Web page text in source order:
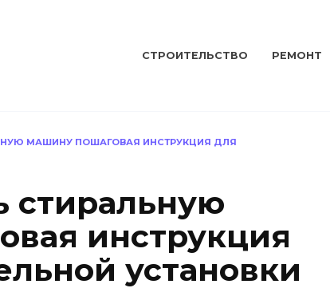
СТРОИТЕЛЬСТВО РЕМОНТ
МАШИНУ ПОШАГОВАЯ ИНСТРУКЦИЯ ДЛЯ
стиральную
инструкция
установки